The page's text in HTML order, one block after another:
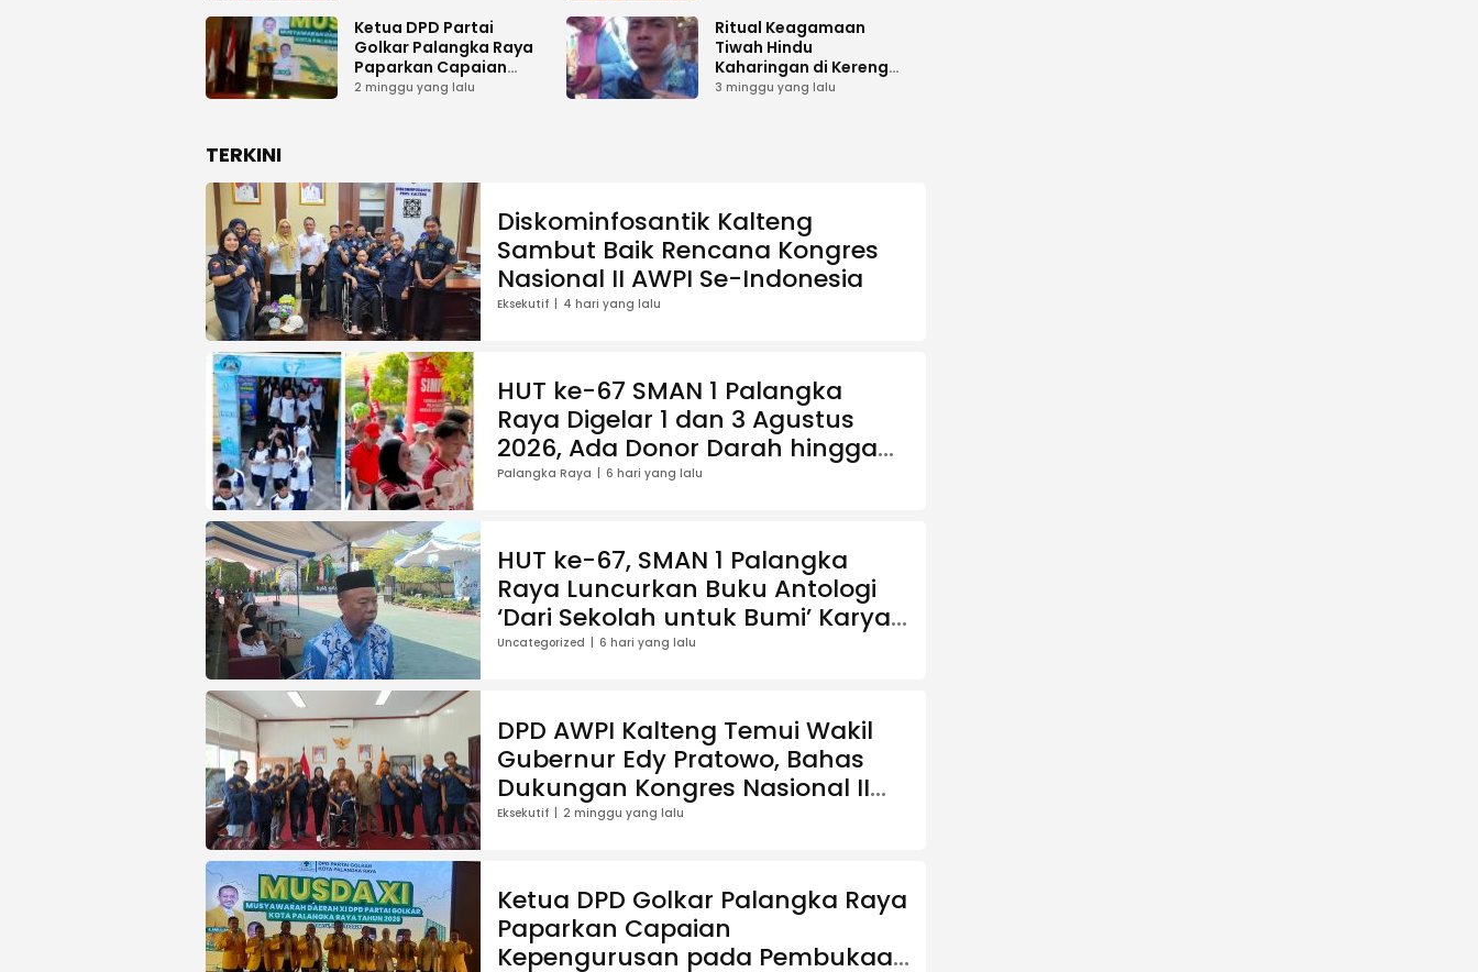
Kalimantan Tengah
Ketua DPD Partai
Golkar Palangka Raya
Paparkan Capaian
Organisasi dan
2 minggu yang lalu
Ritual Keagamaan
Tiwah Hindu
Kaharingan di Kereng
Bangkirai Memasuki
3 minggu yang lalu
TERKINI
Diskominfosantik Kalteng
Sambut Baik Rencana Kongres
Nasional II AWPI Se-Indonesia
Eksekutif 4 hari yang lalu
HUT ke-67 SMAN 1 Palangka
Raya Digelar 1 dan 3 Agustus
2026, Ada Donor Darah hingga
Jalan Santai Berhadiah Doorprize
Palangka Raya 6 hari yang lalu
HUT ke-67, SMAN 1 Palangka
Raya Luncurkan Buku Antologi
‘Dari Sekolah untuk Bumi’ Karya
13 Guru
Uncategorized 6 hari yang lalu
DPD AWPI Kalteng Temui Wakil
Gubernur Edy Pratowo, Bahas
Dukungan Kongres Nasional II
AWPI di Kalimantan Tengah
Eksekutif 2 minggu yang lalu
Ketua DPD Golkar Palangka Raya
Paparkan Capaian
Kepengurusan pada Pembukaan